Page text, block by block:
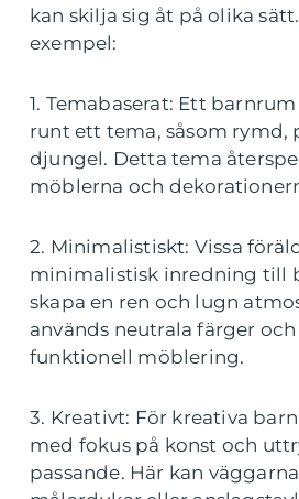
kan skilja sig åt på olika
exempel:
1. Temabaserat: Ett
runt ett tema, såsom rymd,
djungel. Detta tema
möblerna och
2. Minimalistiskt: Vissa
minimalistisk inredning till
skapa en ren och lugn
används neutrala färger och
funktionell möblering.
3. Kreativt: För kreativa
med fokus på konst och
passande. Här kan